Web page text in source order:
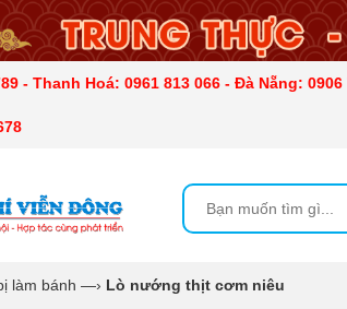
- Thanh Hoá: 0961 813 066 - Đà Nẵng:
làm bánh —› Lò nướng thịt cơm niêu